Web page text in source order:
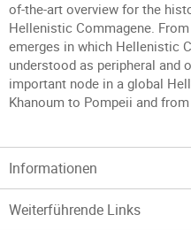
of-the-art overview for the
Hellenistic Commagene.
emerges in which Hellenistic
understood as peripheral and
important node in a global
Khanoum to Pompeii and
Informationen
Weiterführende Links